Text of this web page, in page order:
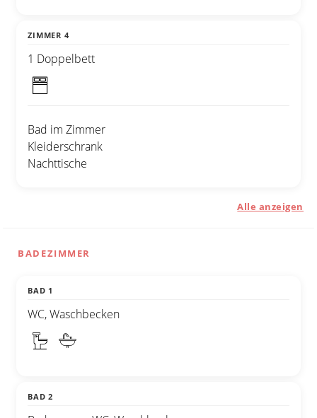
ZIMMER 4
1 Doppelbett
Bad im Zimmer
Kleiderschrank
Nachttische
Alle anzeigen
BADEZIMMER
BAD 1
WC, Waschbecken
BAD 2